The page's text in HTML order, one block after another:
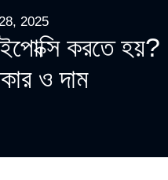
2025
করতে হয়?
ও দাম